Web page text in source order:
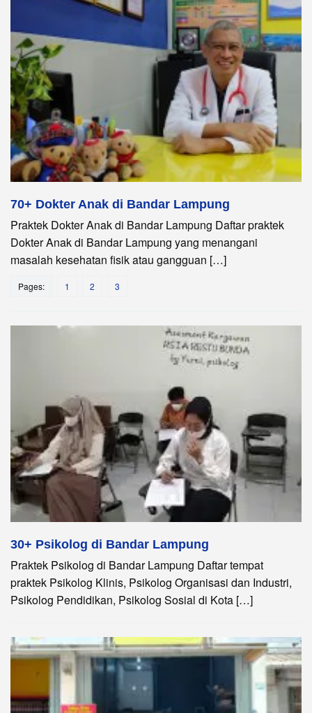
70+ Dokter Anak di Bandar Lampung
Praktek Dokter Anak di Bandar Lampung Daftar praktek
Dokter Anak di Bandar Lampung yang menangani
masalah kesehatan fisik atau gangguan […]
Pages: 1 2 3
30+ Psikolog di Bandar Lampung
Praktek Psikolog di Bandar Lampung Daftar tempat
praktek Psikolog Klinis, Psikolog Organisasi dan Industri,
Psikolog Pendidikan, Psikolog Sosial di Kota […]